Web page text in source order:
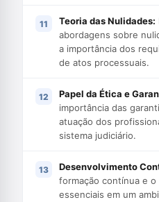
Teoria das Nulidades:
abordagens sobre
a importância dos
de atos processuais.
Papel da Ética e
importância das
atuação dos
sistema judiciário.
Desenvolvimento
formação contínua e o
essenciais em um